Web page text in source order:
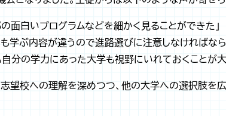
の面白いプログラムなどを細かく見ることができた」
も学ぶ内容が違うので進路選びに注意しなければな
自分の学力にあった大学も視野にいれておくことが大
志望校への理解を深めつつ、他の大学への選択肢を